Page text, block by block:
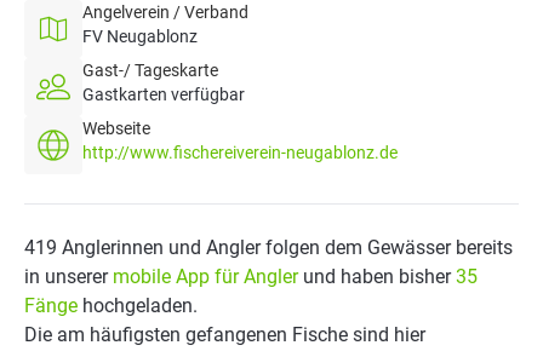
Angelverein / Verband
FV Neugablonz
Gast-/ Tageskarte
Gastkarten verfügbar
Webseite
http://www.fischereiverein-neugablonz.de
419 Anglerinnen und Angler folgen dem Gewässer bereits
in unserer mobile App für Anglerund haben bisher35
Fänge hochgeladen.
Die am häufigsten gefangenen Fische sind hier